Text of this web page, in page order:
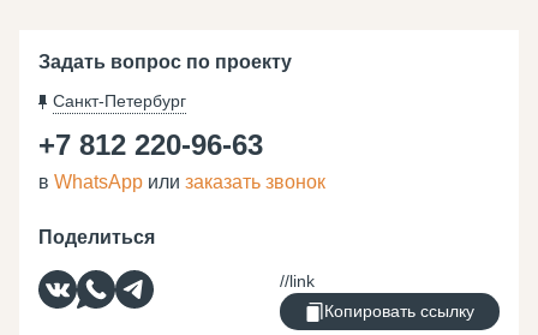
Задать вопрос по проекту
Санкт-Петербург
+7 812 220-96-63
в WhatsApp или заказать звонок
Поделиться
Копировать ссылку